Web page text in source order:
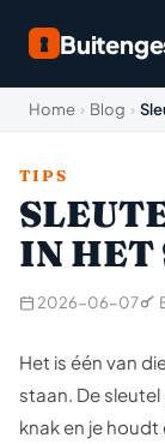
Home › Blog ›
TIPS
IN HET
2026-06-07
Het is één van
staan. De
knak en je houdt